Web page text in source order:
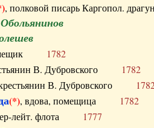
, полковой писарь Каргопол.
1782
В. Дубровского 1782
В. Дубровского
(*), вдова, помещица 1782
лейт. флота 1777